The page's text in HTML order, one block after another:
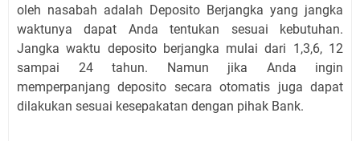
oleh nasabah adalah Deposito Berjangka yang jangka
waktunya dapat Anda tentukan sesuai kebutuhan.
Jangka waktu deposito berjangka mulai dari 1,3,6, 12
sampai 24 tahun. Namun jika Anda ingin
memperpanjang deposito secara otomatis juga dapat
dilakukan sesuai kesepakatan dengan pihak Bank.